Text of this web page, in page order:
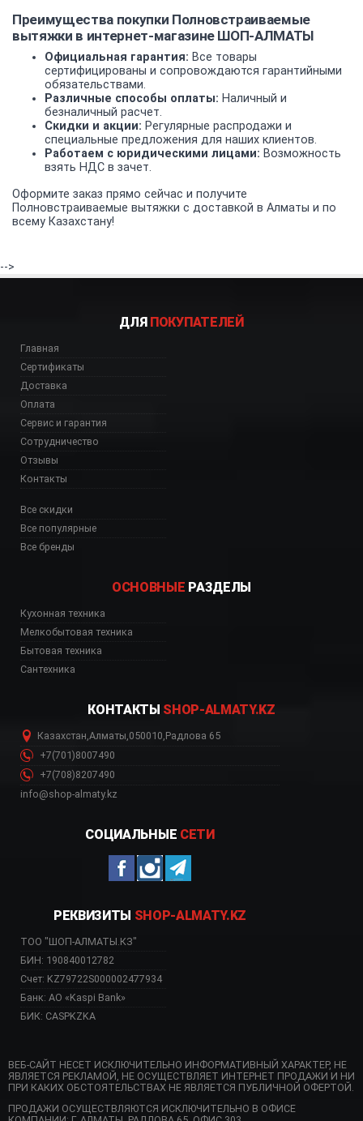
Преимущества покупки Полновстраиваемые
вытяжки в интернет-магазине ШОП-АЛМАТЫ
Официальная гарантия: Все товары
сертифицированы и сопровождаются гарантийными
обязательствами.
Различные способы оплаты: Наличный и
безналичный расчет.
Скидки и акции: Регулярные распродажи и
специальные предложения для наших клиентов.
Работаем с юридическими лицами: Возможность
взять НДС в зачет.
Оформите заказ прямо сейчас и получите
Полновстраиваемые вытяжки с доставкой в Алматы и по
всему Казахстану!
-->
ДЛЯ ПОКУПАТЕЛЕЙ
Главная
Сертификаты
Доставка
Оплата
Сервис и гарантия
Сотрудничество
Отзывы
Контакты
Все скидки
Все популярные
Все бренды
ОСНОВНЫЕ РАЗДЕЛЫ
Кухонная техника
Мелкобытовая техника
Бытовая техника
Сантехника
КОНТАКТЫ SHOP-ALMATY.KZ
Казахстан,Алматы,050010,Радлова 65
+7(701)8007490
+7(708)8207490
info@shop-almaty.kz
СОЦИАЛЬНЫЕ СЕТИ
РЕКВИЗИТЫ SHOP-ALMATY.KZ
ТОО "ШОП-АЛМАТЫ.КЗ"
БИН: 190840012782
Счет: KZ79722S000002477934
Банк: АО «Kaspi Bank»
БИК: CASPKZKA
ВЕБ-САЙТ НЕСЕТ ИСКЛЮЧИТЕЛЬНО ИНФОРМАТИВНЫЙ ХАРАКТЕР, НЕ
ЯВЛЯЕТСЯ РЕКЛАМОЙ, НЕ ОСУЩЕСТВЛЯЕТ ИНТЕРНЕТ ПРОДАЖИ И НИ
ПРИ КАКИХ ОБСТОЯТЕЛЬСТВАХ НЕ ЯВЛЯЕТСЯ ПУБЛИЧНОЙ ОФЕРТОЙ.
ПРОДАЖИ ОСУЩЕСТВЛЯЮТСЯ ИСКЛЮЧИТЕЛЬНО В ОФИСЕ